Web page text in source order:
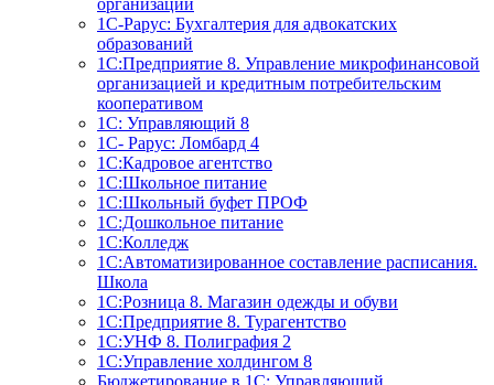
организации
1С-Рарус: Бухгалтерия для адвокатских
образований
1С:Предприятие 8. Управление микрофинансовой
организацией и кредитным потребительским
кооперативом
1С: Управляющий 8
1С- Рарус: Ломбард 4
1С:Кадровое агентство
1С:Школьное питание
1С:Школьный буфет ПРОФ
1C:Дошкольное питание
1С:Колледж
1С:Автоматизированное составление расписания.
Школа
1С:Розница 8. Магазин одежды и обуви
1С:Предприятие 8. Турагентство
1С:УНФ 8. Полиграфия 2
1С:Управление холдингом 8
Бюджетирование в 1С: Управляющий